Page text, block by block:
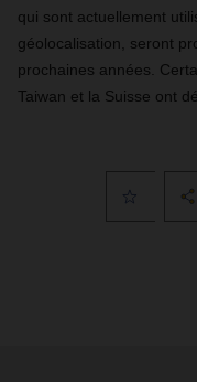
qui sont actuellement
géolocalisation, seront
prochaines années.
Taiwan et la Suisse ont